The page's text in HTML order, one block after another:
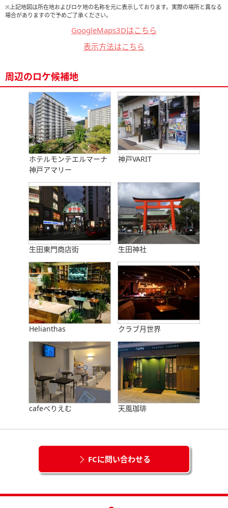
※上記地図は所在地およびロケ地の名称を元に表示しております。実際の場所と異なる
場合がありますので予めご了承ください。
GoogleMaps3Dはこちら
表示方法はこちら
周辺のロケ候補地
ホテルモンテエルマーナ
神戸アマリー
神戸VARIT
生田東門商店街 生田神社
Helianthas クラブ月世界
cafeべりえむ 天風珈琲
FCに問い合わせる